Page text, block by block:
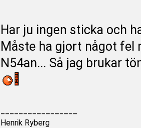
Har ju ingen sticka och
Måste ha gjort något fel
N54an... Så jag brukar
Henrik Ryberg